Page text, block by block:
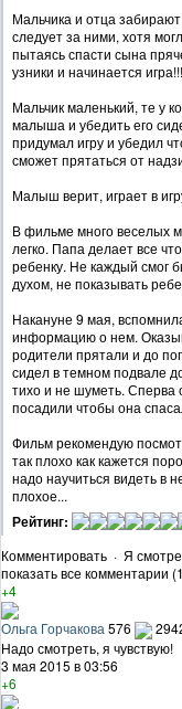
Мальчика и отца
следует за ними, хотя
пытаясь спасти сына
узники и начинается игра!!!
Мальчик маленький, те у
малыша и убедить его
придумал игру и убедил
сможет прятаться от
Малыш верит, играет в
В фильме много веселых
легко. Папа делает все
ребенку. Не каждый смог
духом, не показывать
Накануне 9 мая,
информацию о нем.
родители прятали и до
сидел в темном подвале
тихо и не шуметь. Сперва
посадили чтобы она
Фильм рекомендую
так плохо как кажется
надо научиться видеть в
плохое...
Рейтинг:
Комментировать · Я
показать все комментарии
+4
Ольга Горчакова 576
Надо смотреть, я чувствую!
3 мая 2015 в 03:56
+6